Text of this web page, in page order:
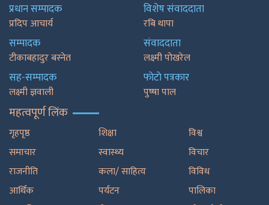
प्रधान सम्पादक
प्रदिप आचार्य
सम्पादक
टीकाबहादुर बस्नेत
सह-सम्पादक
लक्ष्मी ज्ञवाली
विशेष संवाददाता
रबि थापा
संवाददाता
लक्ष्मी पोखरेल
फाेटाे पत्रकार
पुष्षा पाल
महत्वपूर्ण लिंक
गृहपृष्ठ
समाचार
राजनीति
आर्थिक
शिक्षा
स्वास्थ्य
कला/ साहित्य
पर्यटन
विश्व
विचार
विविध
पालिका